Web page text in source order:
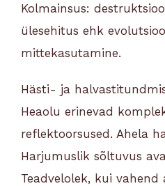
Kolmainsus:
ülesehitus ehk
mittekasutamine.
Hästi- ja
Heaolu erinevad
reflektoorsused. Ahela
Harjumuslik sõltuvus
Teadvelolek, kui